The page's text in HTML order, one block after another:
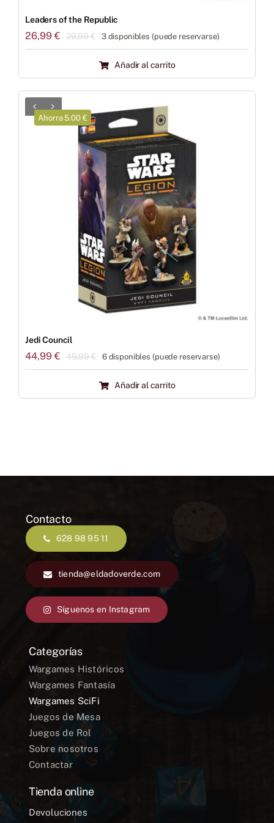
Leaders of the Republic
29,99€El
original
era:
26,99€
El
actual
es:
3 disponibles (puede reservarse)
Añadir al carrito
Ahorra 5.00 €
Jedi Council
49,99€El
original
era:
44,99€
El
actual
es:
6 disponibles (puede reservarse)
Añadir al carrito
Contacto
628 98 95 11
tienda@eldadoverde.com
Síguenos en Instagram
Categorías
Wargames Históricos
Wargames Fantasía
Wargames SciFi
Juegos de Mesa
Juegos de Rol
Sobre nosotros
Contactar
Tienda online
Devoluciones